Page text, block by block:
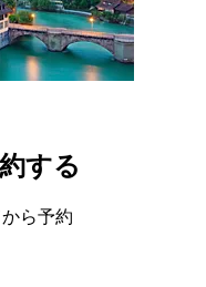
する
ら予約